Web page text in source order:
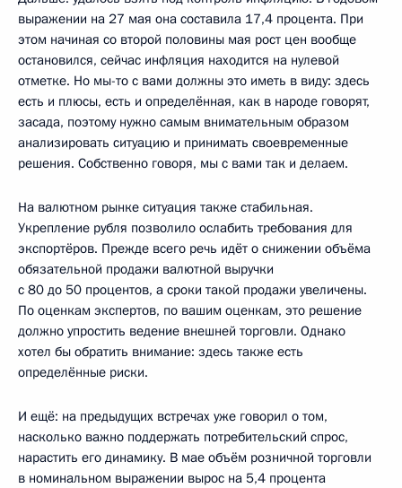
выражении на 27 мая она составила 17,4 процента. При
этом начиная со второй половины мая рост цен вообще
остановился, сейчас инфляция находится на нулевой
отметке. Но мы-то с вами должны это иметь в виду: здесь
есть и плюсы, есть и определённая, как в народе говорят,
засада, поэтому нужно самым внимательным образом
анализировать ситуацию и принимать своевременные
решения. Собственно говоря, мы с вами так и делаем.
На валютном рынке ситуация также стабильная.
Укрепление рубля позволило ослабить требования для
экспортёров. Прежде всего речь идёт о снижении объёма
обязательной продажи валютной выручки
с 80 до 50 процентов, а сроки такой продажи увеличены.
По оценкам экспертов, по вашим оценкам, это решение
должно упростить ведение внешней торговли. Однако
хотел бы обратить внимание: здесь также есть
определённые риски.
И ещё: на предыдущих встречах уже говорил о том,
насколько важно поддержать потребительский спрос,
нарастить его динамику. В мае объём розничной торговли
в номинальном выражении вырос на 5,4 процента